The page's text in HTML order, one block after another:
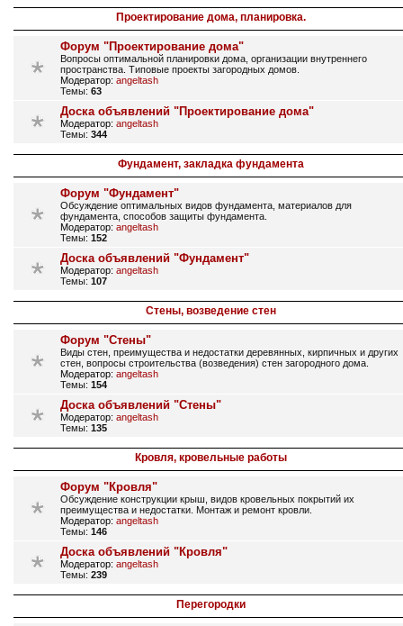
Проектирование дома, планировка.
Форум "Проектирование дома"
Вопросы оптимальной планировки дома, организации внутреннего
пространства. Типовые проекты загородных домов.
Модератор: angeltash
Темы: 63
Доска объявлений "Проектирование дома"
Модератор: angeltash
Темы: 344
Фундамент, закладка фундамента
Форум "Фундамент"
Обсуждение оптимальных видов фундамента, материалов для
фундамента, способов защиты фундамента.
Модератор: angeltash
Темы: 152
Доска объявлений "Фундамент"
Модератор: angeltash
Темы: 107
Стены, возведение стен
Форум "Стены"
Виды стен, преимущества и недостатки деревянных, кирпичных и других
стен, вопросы строительства (возведения) стен загородного дома.
Модератор: angeltash
Темы: 154
Доска объявлений "Стены"
Модератор: angeltash
Темы: 135
Кровля, кровельные работы
Форум "Кровля"
Обсуждение конструкции крыш, видов кровельных покрытий их
преимущества и недостатки. Монтаж и ремонт кровли.
Модератор: angeltash
Темы: 146
Доска объявлений "Кровля"
Модератор: angeltash
Темы: 239
Перегородки